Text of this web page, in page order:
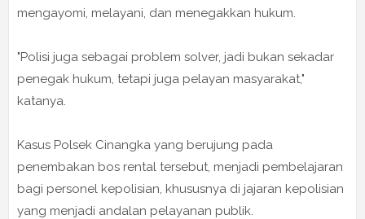
mengayomi, melayani, dan menegakkan hukum.
"Polisi juga sebagai problem solver, jadi bukan sekadar
penegak hukum, tetapi juga pelayan masyarakat,"
katanya.
Kasus Polsek Cinangka yang berujung pada
penembakan bos rental tersebut, menjadi pembelajaran
bagi personel kepolisian, khususnya di jajaran kepolisian
yang menjadi andalan pelayanan publik.